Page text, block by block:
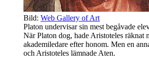
Bild: Web Gallery of Art
Platon undervisar sin mest begåvade
När Platon dog, hade Aristoteles räknat
akademiledare efter honom. Men en
och Aristoteles lämnade Aten.